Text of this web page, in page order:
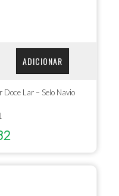
ADICIONAR
Lar – Selo Navio